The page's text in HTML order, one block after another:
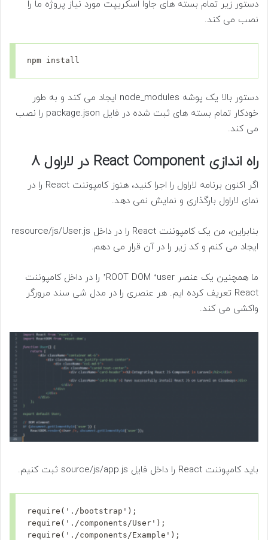
دستور زیر تمام بسته های جاوا اسکریپت مورد نیاز پروژه ما را
نصب می کند.
npm install
دستور بالا یک پوشه node_modules ایجاد می کند و به طور
خودکار تمام بسته های ثبت شده در فایل package.json را نصب
می کند.
راه اندازی React Component در لاراول 8
اگر اکنون برنامه لاراول را اجرا کنید، هنوز کامپوننت React را در
نمای لاراول بارگذاری و نمایش نمی دهد.
بنابراین، من یک کامپوننت React را در داخل resource/js/User.js
ایجاد می کنم و کد زیر را در آن قرار می دهم.
ما همچنین یک عنصر ROOT DOM ‘user’ را در داخل کامپوننت
React تعریف کرده ایم. هر عنصری را در مدل شی سند مرورگر
واکشی می کند.
باید کامپوننت React را داخل فایل source/js/app.js ثبت کنیم.
require('./bootstrap');
require('./components/User');
require('./components/Example');